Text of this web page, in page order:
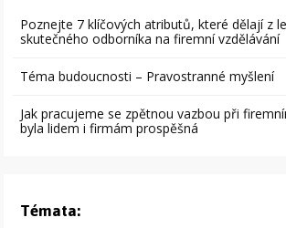
Poznejte 7 klíčových atributů, které dělají z
skutečného odborníka na firemní vzdělávání
Téma budoucnosti – Pravostranné
Jak pracujeme se zpětnou vazbou při
byla lidem i firmám prospěšná
Témata: